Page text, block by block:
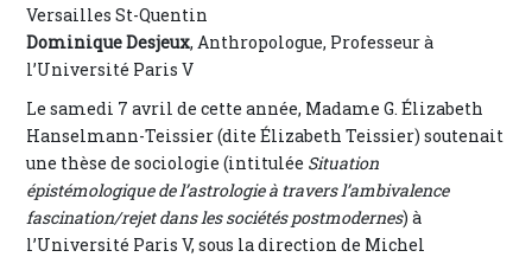
Versailles St-Quentin
Dominique Desjeux, Anthropologue, Professeur à
l’Université Paris V
Le samedi 7 avril de cette année, Madame G. Élizabeth
Hanselmann-Teissier (dite Élizabeth Teissier) soutenait
une thèse de sociologie (intitulée Situation
épistémologique de l’astrologie à travers l’ambivalence
fascination/rejet dans les sociétés postmodernes) à
l’Université Paris V, sous la direction de Michel